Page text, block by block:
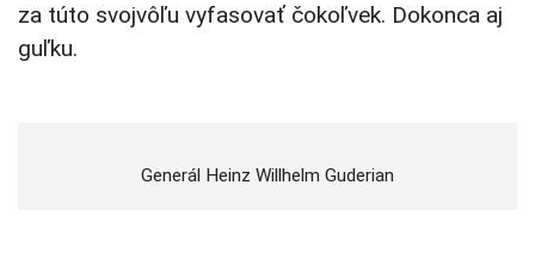
za túto svojvôľu vyfasovať čokoľvek. Dokonca aj
guľku.
Generál Heinz Willhelm Guderian